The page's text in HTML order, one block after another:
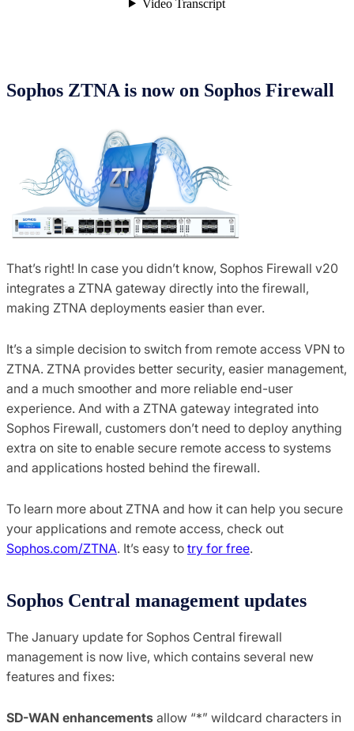
Sophos ZTNA is now on Sophos Firewall
That’s right! In case you didn’t know, Sophos Firewall v20
integrates a ZTNA gateway directly into the firewall,
making ZTNA deployments easier than ever.
It’s a simple decision to switch from remote access VPN to
ZTNA. ZTNA provides better security, easier management,
and a much smoother and more reliable end-user
experience. And with a ZTNA gateway integrated into
Sophos Firewall, customers don’t need to deploy anything
extra on site to enable secure remote access to systems
and applications hosted behind the firewall.
To learn more about ZTNA and how it can help you secure
your applications and remote access, check out
Sophos.com/ZTNA. It’s easy to try for free.
Sophos Central management updates
The January update for Sophos Central firewall
management is now live, which contains several new
features and fixes:
SD-WAN enhancements allow “*” wildcard characters in